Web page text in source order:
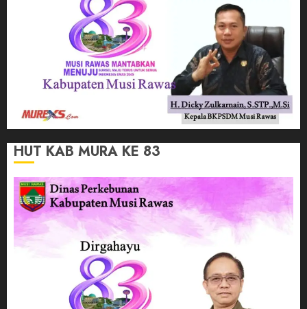
HUT KAB MURA KE 83